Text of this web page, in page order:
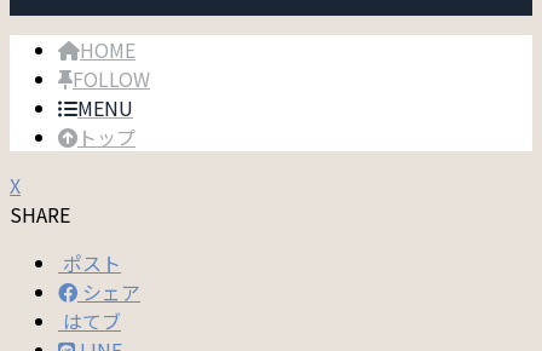
HOME
FOLLOW
MENU
トップ
X
SHARE
ポスト
シェア
はてブ